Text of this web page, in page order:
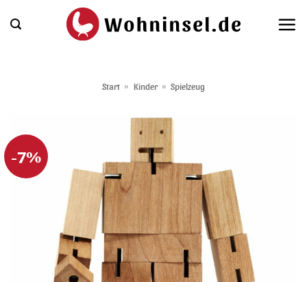
Inhalt
Start » Kinder » Spielzeug
-7%